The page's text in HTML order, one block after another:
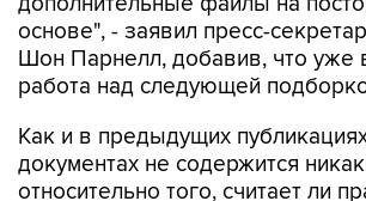
основе", - заявил пресс-
Шон Парнелл, добавив, что уже
работа над следующей
Как и в предыдущих
документах не содержится
относительно того, считает ли